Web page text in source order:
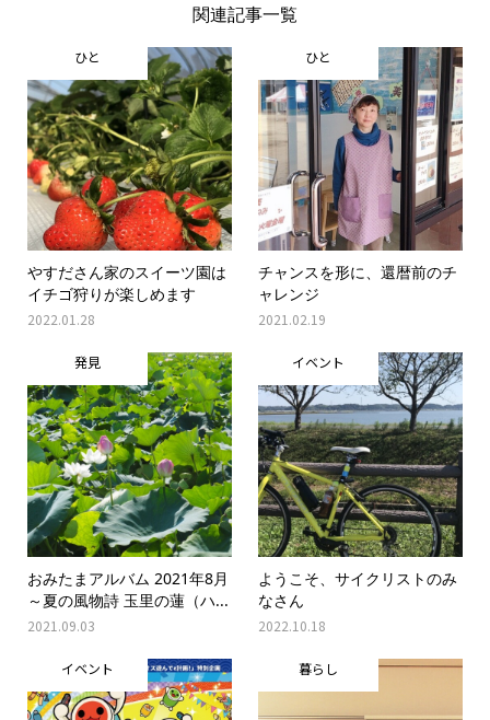
関連記事一覧
ひと
やすださん家のスイーツ園は
イチゴ狩りが楽しめます
2022.01.28
ひと
チャンスを形に、還暦前のチ
ャレンジ
2021.02.19
発見
おみたまアルバム 2021年8月
～夏の風物詩 玉里の蓮（ハ...
2021.09.03
イベント
ようこそ、サイクリストのみ
なさん
2022.10.18
イベント 暮らし